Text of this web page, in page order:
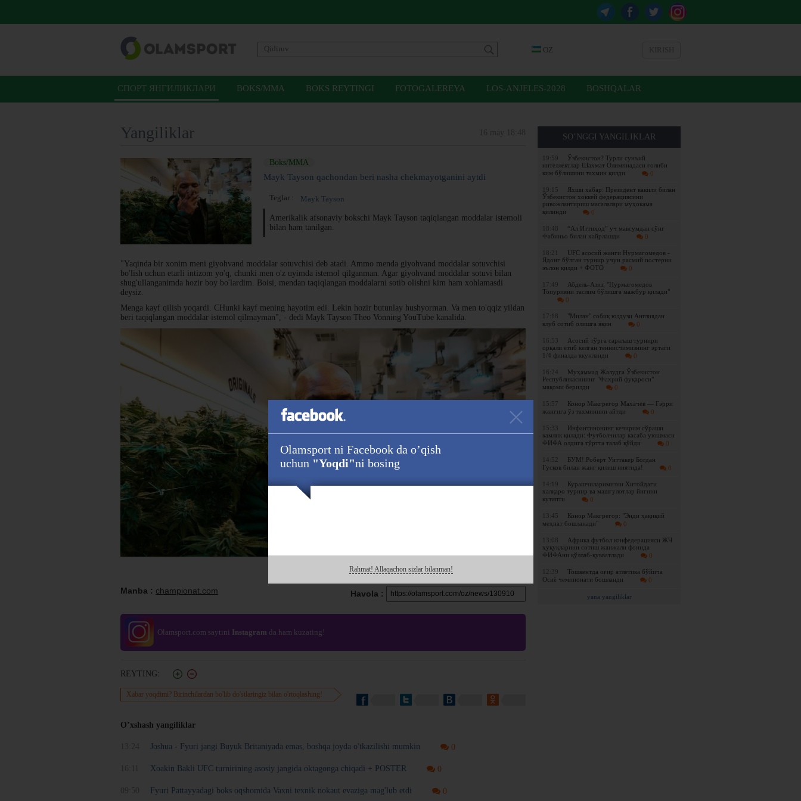
OZ
СПОРТ ЯНГИЛИКЛАРИ BOKS/MMA BOKS REYTINGI FOTOGALEREYA LOS-ANJELES-2028 BOSHQALAR
SO’NGGI YANGILIKLAR
19:59
Ўзбекистон? Турли сунъий
интеллектлар Шахмат Олимпиадаси ғолиби
ким бўлишини тахмин қилди
0
19:15
Яхши хабар: Президент вакили билан
Ўзбекистон хоккей федерациясини
ривожлантириш масалалари муҳокама
қилинди
0
18:48
“Ал Иттиҳод” уч мавсумдан сўнг
Фабиньо билан хайрлашди
0
18:21
UFC асосий жанги Нурмагомедов -
Ядонг бўлган турнир учун расмий постерни
эълон қилди + ФОТО
0
17:49
Абдель-Азиз: "Нурмагомедов
Топурияни таслим бўлишга мажбур қилади"
0
17:18
"Милан" собиқ юлдузи Англиядан
клуб сотиб олишга яқин
0
16:53
Асосий тўрга саралаш турнири
орқали етиб келган теннисчимизнинг эртаги
1/4 финалда якунланди
0
16:24
Муҳаммад Жалудга Ўзбекистон
Республикасининг "Фахрий фуқароси"
мақоми берилди
0
15:57
Конор Макгрегор Махачев — Гэрри
жангига ўз тахминини айтди
0
15:33
Инфантинонинг кечирим сўраши
камлик қилади: Футболчилар касаба уюшмаси
ФИФА олдига тўртта талаб қўйди
0
14:52
БУМ! Роберт Уиттакер Богдан
Гусков билан жанг қилиш ниятида!
0
14:19
Курашчиларимизни Хитойдаги
халқаро турнир ва машғулотлар йиғини
кутяпти
0
13:45
Конор Макгрегор: "Энди ҳақиқий
меҳнат бошланади"
0
13:08
Африка футбол конфедерацияси ЖЧ
ҳуқуқларини сотиш жанжали фонида
ФИФАни қўллаб-қувватлади
0
12:39
Тошкентда оғир атлетика бўйича
Осиё чемпионати бошланди
0
yana yangiliklar
Yangiliklar
Boks/MMA
Mayk Tayson qachondan beri nasha chekmayotganini aytdi
Teglar : Mayk Tayson
Amerikalik afsonaviy bokschi Mayk Tayson taqiqlangan moddalar istemoli
bilan ham tanilgan.
"Yaqinda bir xonim meni giyohvand moddalar sotuvchisi deb atadi. Ammo menda giyohvand moddalar sotuvchisi
bo'lish uchun etarli intizom yo'q, chunki men o'z uyimda istemol qilganman. Agar giyohvand moddalar sotuvi bilan
shug'ullanganimda hozir boy bo'lardim. Boisi, mendan taqiqlangan moddalarni sotib olishni kim ham xohlamasdi
deysiz.
Menga kayf qilish yoqardi. CHunki kayf mening hayotim edi. Lekin hozir butunlay hushyorman. Va men to'qqiz yildan
beri taqiqlangan moddalar istemol qilmayman", - dedi Mayk Tayson Theo Vonning YouTube kanalida.
Havola :
Manba : championat.com
Olamsport.com saytini Instagram da ham kuzating!
REYTING:
Xabar yoqdimi? Birinchilardan bo'lib do'stlaringiz bilan o'rtoqlashing!
O’xshash yangiliklar
Joshua - Fyuri jangi Buyuk Britaniyada emas, boshqa joyda o'tkazilishi mumkin 0
Xoakin Bakli UFC turnirining asosiy jangida oktagonga chiqadi + POSTER 0
Fyuri Pattayyadagi boks oqshomida Vaxni texnik nokaut evaziga mag'lub etdi 0
Olamsport ni Facebook da o’qish
uchun "Yoqdi"ni bosing
Rahmat! Allaqachon sizlar bilanman!